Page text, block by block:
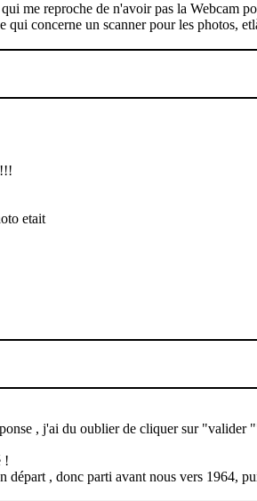
me reproche de n'avoir pas la
qui concerne un scanner pour les photos,
etait
, j'ai du oublier de cliquer sur "valider
!
, donc parti avant nous vers 1964,